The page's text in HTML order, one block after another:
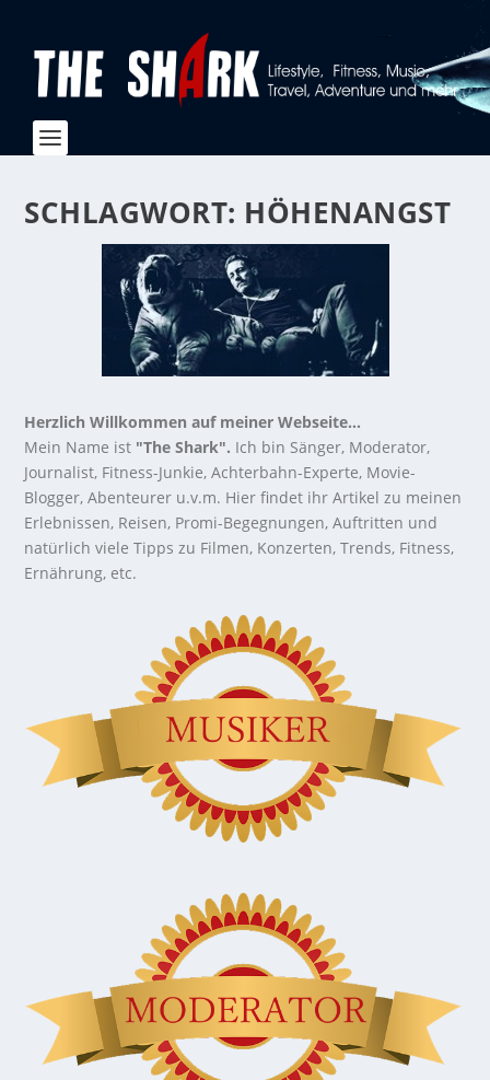
SCHLAGWORT: HÖHENANGST
Herzlich Willkommen auf meiner Webseite...
Mein Name ist "The Shark". Ich bin Sänger, Moderator,
Journalist, Fitness-Junkie, Achterbahn-Experte, Movie-
Blogger, Abenteurer u.v.m. Hier findet ihr Artikel zu meinen
Erlebnissen, Reisen, Promi-Begegnungen, Auftritten und
natürlich viele Tipps zu Filmen, Konzerten, Trends, Fitness,
Ernährung, etc.